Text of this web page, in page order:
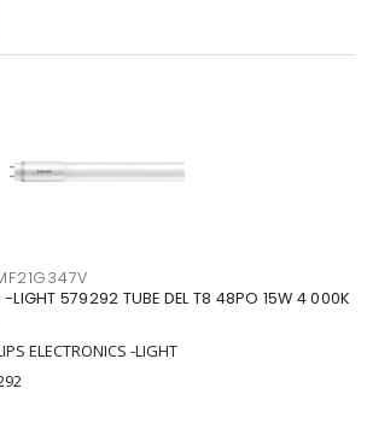
-LIGHT 579292 TUBE DEL T8 48PO 15W 4 000K
ELECTRONICS -LIGHT